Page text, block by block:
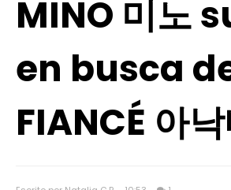
MINO 미노
en busca
FIANCÉ 아